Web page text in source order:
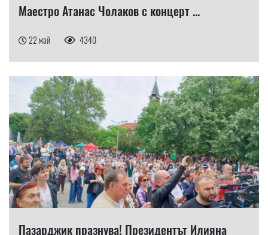
Маестро Атанас Чолаков с концерт ...
22 май 4340
Пазарджик празнува! Президентът Илияна